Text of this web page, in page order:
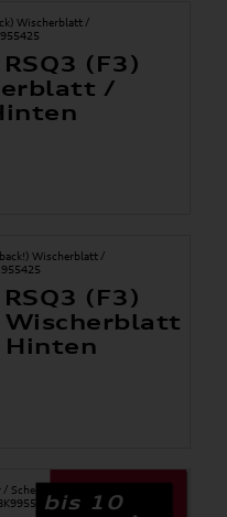
(F3)
/
(F3)
Hinten
bis 10